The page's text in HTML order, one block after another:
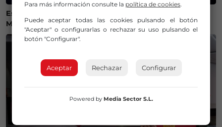
Estos son los mejores lugares de Bizkaia y Las
Merindades para ver el eclipse del 12 de agosto
Para más información consulte la política de cookies.
Puede aceptar todas las cookies pulsando el botón
"Aceptar" o configurarlas o rechazar su uso pulsando el
botón "Configurar".
Aceptar Rechazar Configurar
Powered by Media Sector S.L.